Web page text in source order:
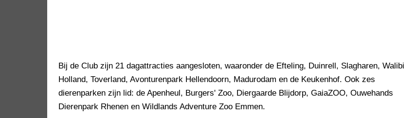
Bij de Club zijn 21 dagattracties aangesloten, waaronder de Efteling, Duinrell, Slagharen, Walibi
Holland, Toverland, Avonturenpark Hellendoorn, Madurodam en de Keukenhof. Ook zes
dierenparken zijn lid: de Apenheul, Burgers' Zoo, Diergaarde Blijdorp, GaiaZOO, Ouwehands
Dierenpark Rhenen en Wildlands Adventure Zoo Emmen.